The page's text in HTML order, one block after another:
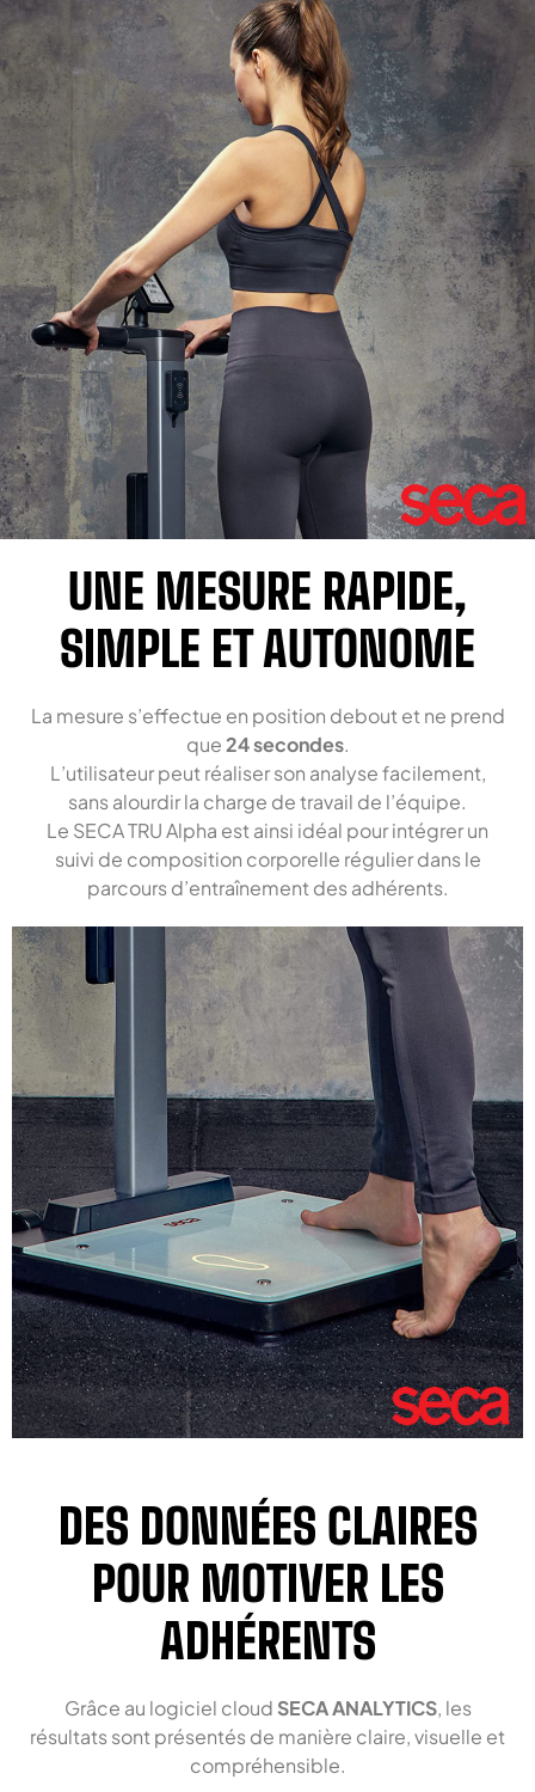
UNE MESURE RAPIDE,
SIMPLE ET AUTONOME
La mesure s’effectue en position debout et ne prend
que24 secondes.
L’utilisateur peut réaliser son analyse facilement,
sans alourdir la charge de travail de l’équipe.
Le SECA TRU Alpha est ainsi idéal pour intégrer un
suivi de composition corporelle régulier dans le
parcours d’entraînement des adhérents.
DES DONNÉES CLAIRES
POUR MOTIVER LES
ADHÉRENTS
Grâce au logiciel cloud SECA ANALYTICS, les
résultats sont présentés de manière claire, visuelle et
compréhensible.